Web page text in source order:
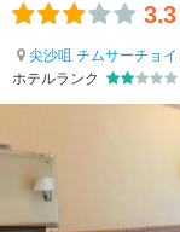
3.3
尖沙咀 チムサーチョイ
ホテルランク